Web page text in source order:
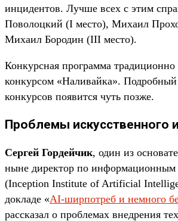
инцидентов. Лучше всех с этим
Поволоцкий (I место), Михаил
Михаил Бородин (III место).
Конкурсная программа традиционно
конкурсом «Наливайка». Подробный
конкурсов появится чуть позже.
Проблемы искусственного
Сергей Гордейчик, один из
ныне директор по
(Inception Institute of Artificial
докладе «AI-ширпотреб и немного
рассказал о проблемах внедрения